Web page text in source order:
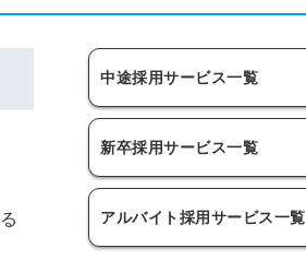
中途採用サービス一覧
新卒採用サービス一覧
アルバイト採用サービス一覧